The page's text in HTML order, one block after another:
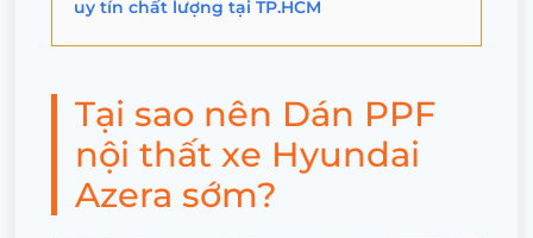
uy tín chất lượng tại TP.HCM
Tại sao nên Dán PPF
nội thất xe Hyundai
Azera sớm?